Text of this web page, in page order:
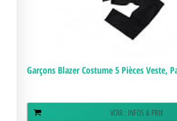
Garçons Blazer Costume 5 Pièces Veste,
VOIR : INFOS & PRIX